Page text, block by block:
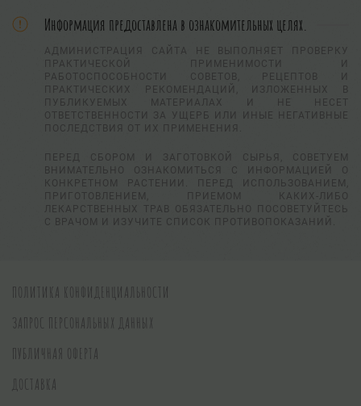
Информация предоставлена в ознакомительных целях.
АДМИНИСТРАЦИЯ САЙТА НЕ ВЫПОЛНЯЕТ ПРОВЕРКУ
ПРАКТИЧЕСКОЙ ПРИМЕНИМОСТИ И
РАБОТОСПОСОБНОСТИ СОВЕТОВ, РЕЦЕПТОВ И
ПРАКТИЧЕСКИХ РЕКОМЕНДАЦИЙ, ИЗЛОЖЕННЫХ В
ПУБЛИКУЕМЫХ МАТЕРИАЛАХ И НЕ НЕСЕТ
ОТВЕТСТВЕННОСТИ ЗА УЩЕРБ ИЛИ ИНЫЕ НЕГАТИВНЫЕ
ПОСЛЕДСТВИЯ ОТ ИХ ПРИМЕНЕНИЯ.
ПЕРЕД СБОРОМ И ЗАГОТОВКОЙ СЫРЬЯ, СОВЕТУЕМ
ВНИМАТЕЛЬНО ОЗНАКОМИТЬСЯ С ИНФОРМАЦИЕЙ О
КОНКРЕТНОМ РАСТЕНИИ. ПЕРЕД ИСПОЛЬЗОВАНИЕМ,
ПРИГОТОВЛЕНИЕМ, ПРИЕМОМ КАКИХ-ЛИБО
ЛЕКАРСТВЕННЫХ ТРАВ ОБЯЗАТЕЛЬНО ПОСОВЕТУЙТЕСЬ
С ВРАЧОМ И ИЗУЧИТЕ СПИСОК ПРОТИВОПОКАЗАНИЙ.
ПОЛИТИКА КОНФИДЕНЦИАЛЬНОСТИ
ЗАПРОС ПЕРСОНАЛЬНЫХ ДАННЫХ
ПУБЛИЧНАЯ ОФЕРТА
ДОСТАВКА